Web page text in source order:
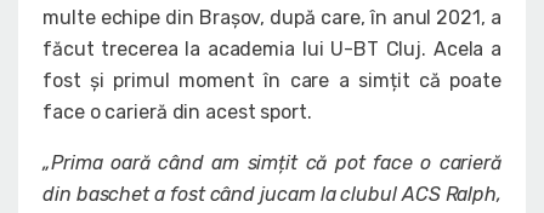
multe echipe din Brașov, după care, în anul 2021, a
făcut trecerea la academia lui U-BT Cluj. Acela a
fost și primul moment în care a simțit că poate
face o carieră din acest sport.
„Prima oară când am simțit că pot face o carieră
din baschet a fost când jucam la clubul ACS Ralph,